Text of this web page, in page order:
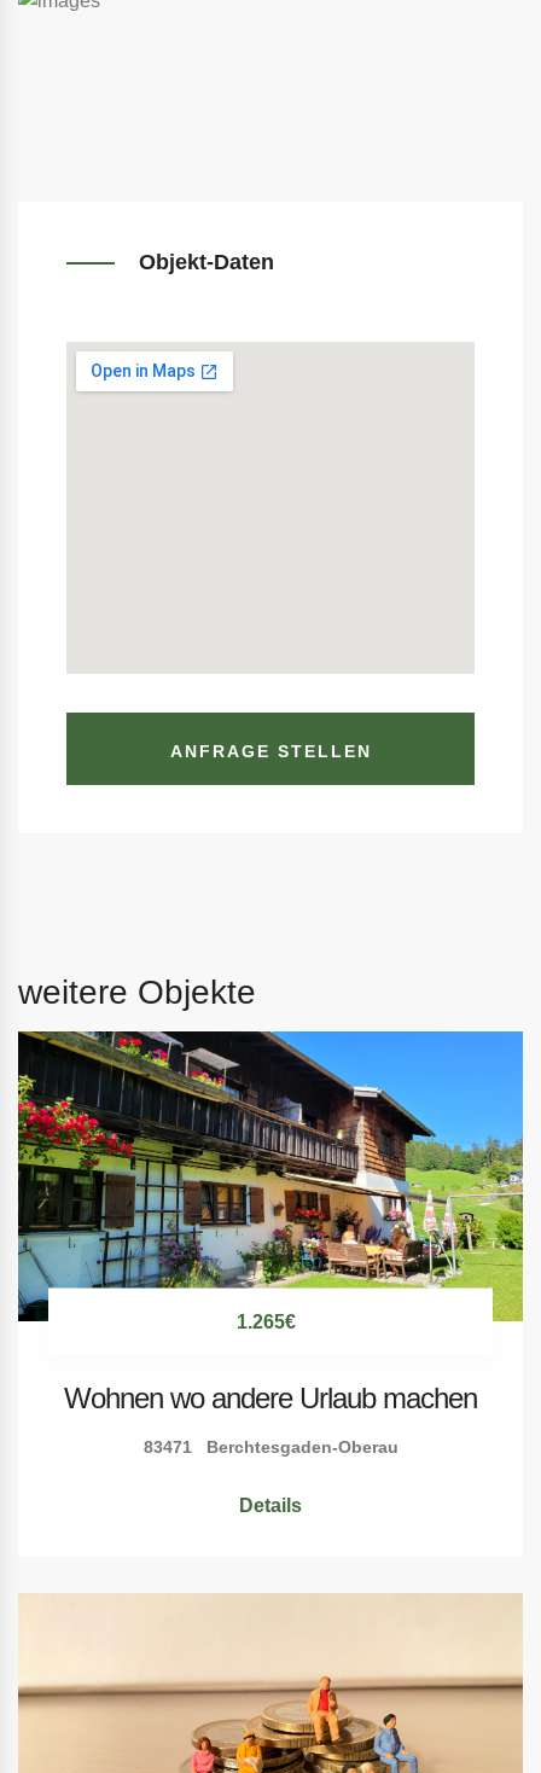
Objekt-Daten
ANFRAGE STELLEN
weitere Objekte
1.265€
Wohnen wo andere Urlaub machen
83471 Berchtesgaden-Oberau
Details